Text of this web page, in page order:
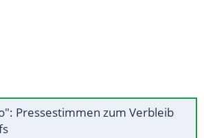
Pressestimmen zum Verbleib